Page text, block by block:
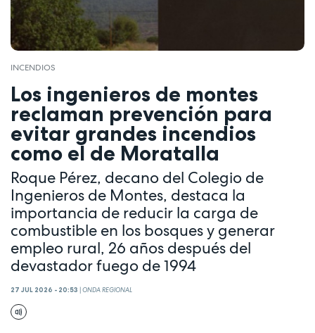
INCENDIOS
Los ingenieros de montes
reclaman prevención para
evitar grandes incendios
como el de Moratalla
Roque Pérez, decano del Colegio de
Ingenieros de Montes, destaca la
importancia de reducir la carga de
combustible en los bosques y generar
empleo rural, 26 años después del
devastador fuego de 1994
27 JUL 2026 - 20:53 |ONDA REGIONAL